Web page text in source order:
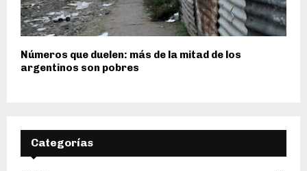
Números que duelen: más de la mitad de los
argentinos son pobres
Categorías